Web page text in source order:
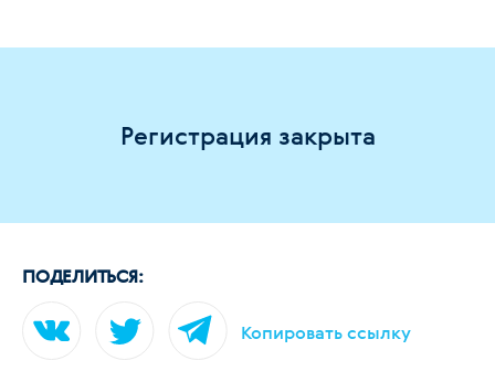
Регистрация закрыта
ПОДЕЛИТЬСЯ:
Копировать ссылку